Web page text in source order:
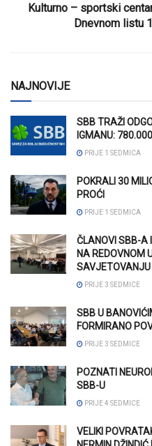
Kulturno – sportski
Dnevnom listu
NAJNOVIJE
SBB TRAŽI
IGMANU:
PRIJE 1 SEDMICA
POKRALI 30
PROĆI
PRIJE 1 SEDMICA
ČLANOVI SBB-A
NA REDOVNOM
SAVJETOVANJU
PRIJE 3 SEDMICE
SBB U
FORMIRANO
PRIJE 3 SEDMICE
POZNATI
SBB-U
PRIJE 4 SEDMICE
VELIKI